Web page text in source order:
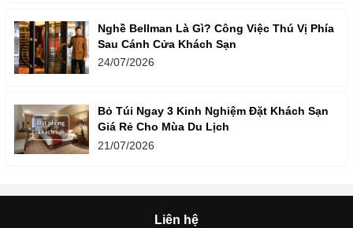
Nghề Bellman Là Gì? Công Việc Thú Vị Phía
Sau Cánh Cửa Khách Sạn
24/07/2026
Bỏ Túi Ngay 3 Kinh Nghiệm Đặt Khách Sạn
Giá Rẻ Cho Mùa Du Lịch
21/07/2026
Liên hệ